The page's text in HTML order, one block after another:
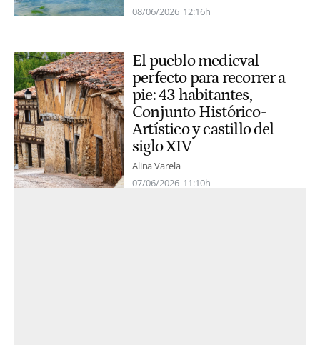
08/06/2026 12:16h
El pueblo medieval
perfecto para recorrer a
pie: 43 habitantes,
Conjunto Histórico-
Artístico y castillo del
siglo XIV
Alina Varela
07/06/2026 11:10h